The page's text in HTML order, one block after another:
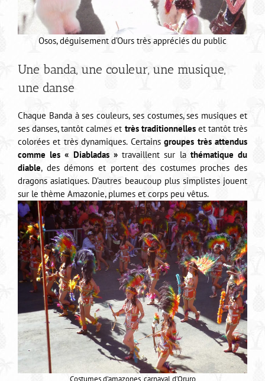
Osos, déguisement d’Ours très appréciés du public
Une banda, une couleur, une musique,
une danse
Chaque Banda à ses couleurs, ses costumes, ses musiques et
ses danses, tantôt calmes et très traditionnelles et tantôt très
colorées et très dynamiques. Certainsgroupes très attendus
comme les « Diabladas »travaillent sur la thématique du
diable, des démons et portent des costumes proches des
dragons asiatiques. D’autres beaucoup plus simplistes jouent
sur le thème Amazonie, plumes et corps peu vêtus.
Costumes d’amazones, carnaval d’Oruro